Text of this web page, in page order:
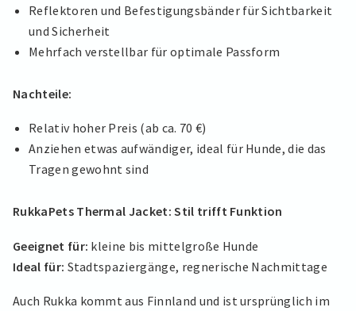
Reflektoren und Befestigungsbänder für Sichtbarkeit
und Sicherheit
Mehrfach verstellbar für optimale Passform
Nachteile:
Relativ hoher Preis (ab ca. 70 €)
Anziehen etwas aufwändiger, ideal für Hunde, die das
Tragen gewohnt sind
RukkaPets Thermal Jacket: Stil trifft Funktion
Geeignet für: kleine bis mittelgroße Hunde
Ideal für: Stadtspaziergänge, regnerische Nachmittage
Auch Rukka kommt aus Finnland und ist ursprünglich im